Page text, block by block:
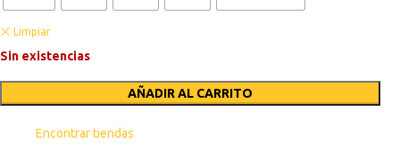
Limpiar
Sin existencias
AÑADIR AL CARRITO
Encontrar tiendas